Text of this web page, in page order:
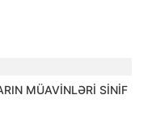
MÜAVİNLƏRİ SİNİF